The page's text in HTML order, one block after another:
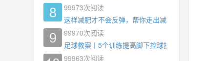
99973次阅读
这样减肥才不会反弹，帮你走出减肥瓶颈
99970次阅读
足球教案丨5个训练提高脚下控球技术
99963次阅读